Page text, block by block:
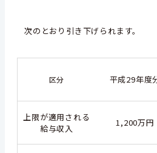
次のとおり引き下げられます。
区分 平成29年度
上限が適用される
給与収入
1,200万円